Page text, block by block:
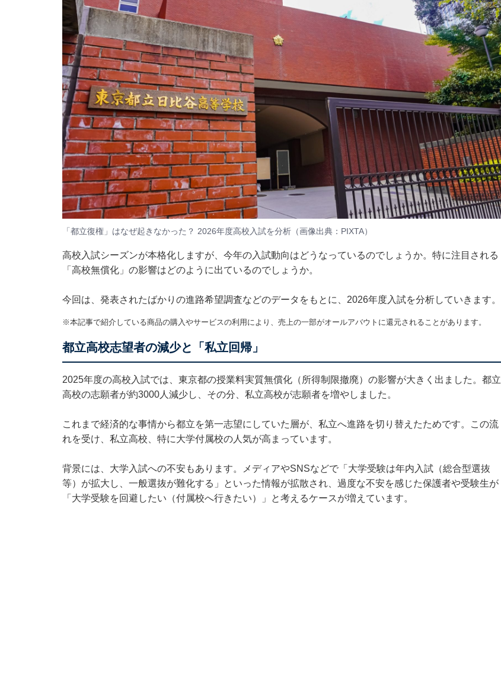
「都立復権」はなぜ起きなかった？ 2026年度高校入試を分析（画像出典：PIXTA）
高校入試シーズンが本格化しますが、今年の入試動向はどうなっているのでしょうか。特に注目される
「高校無償化」の影響はどのように出ているのでしょうか。
今回は、発表されたばかりの進路希望調査などのデータをもとに、2026年度入試を分析していきます。
※本記事で紹介している商品の購入やサービスの利用により、売上の一部がオールアバウトに還元されることがあります。
都立高校志望者の減少と「私立回帰」
2025年度の高校入試では、東京都の授業料実質無償化（所得制限撤廃）の影響が大きく出ました。都立
高校の志願者が約3000人減少し、その分、私立高校が志願者を増やしました。
これまで経済的な事情から都立を第一志望にしていた層が、私立へ進路を切り替えたためです。この流
れを受け、私立高校、特に大学付属校の人気が高まっています。
背景には、大学入試への不安もあります。メディアやSNSなどで「大学受験は年内入試（総合型選抜
等）が拡大し、一般選抜が難化する」といった情報が拡散され、過度な不安を感じた保護者や受験生が
「大学受験を回避したい（付属校へ行きたい）」と考えるケースが増えています。